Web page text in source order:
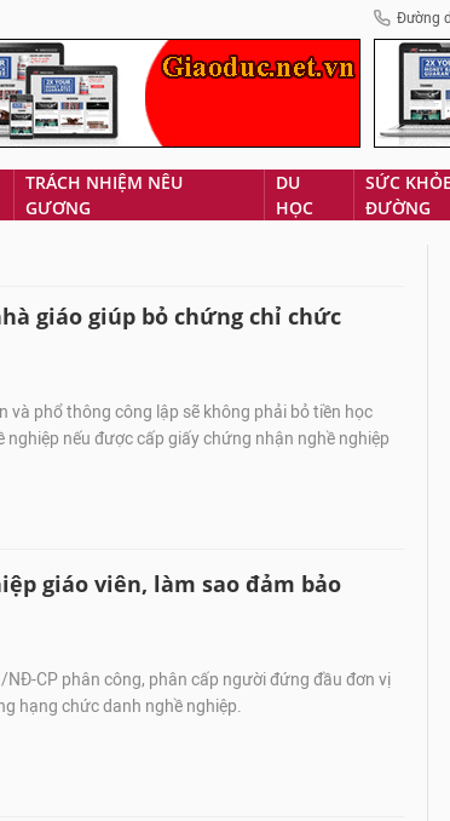
Đường
TRÁCH NHIỆM NÊU
GƯƠNG
DU
HỌC
SỨC
ĐƯỜNG
giáo giúp bỏ chứng chỉ chức
và phổ thông công lập sẽ không phải bỏ tiền học
nếu được cấp giấy chứng nhận nghề nghiệp
giáo viên, làm sao đảm bảo
NĐ-CP phân công, phân cấp người đứng đầu đơn vị
hạng chức danh nghề nghiệp.